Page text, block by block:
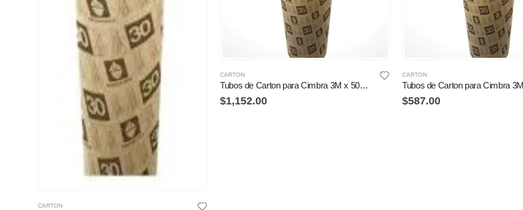
CARTON
CARTON
Tubos de Carton para Cimbra 3M x 50CM
$1,152.00
CARTON
$587.00